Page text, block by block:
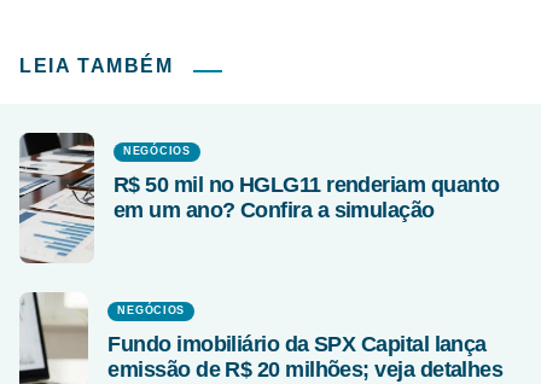
LEIA TAMBÉM
NEGÓCIOS
R$ 50 mil no HGLG11 renderiam quanto
em um ano? Confira a simulação
NEGÓCIOS
Fundo imobiliário da SPX Capital lança
emissão de R$ 20 milhões; veja detalhes